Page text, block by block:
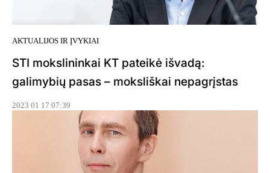
AKTUALIJOS IR ĮVYKIAI
STI mokslininkai KT pateikė išvadą:
galimybių pasas – moksliškai nepagrįstas
2023 01 17 07:39